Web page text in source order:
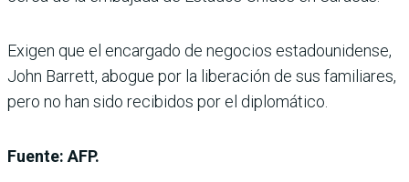
Exigen que el encargado de negocios estadounidense,
John Barrett, abogue por la liberación de sus familiares,
pero no han sido recibidos por el diplomático.
Fuente: AFP.